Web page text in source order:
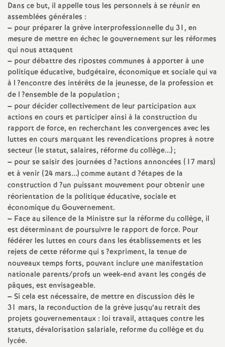
Dans ce but, il appelle tous les personnels à se réunir en
assemblées générales :
– pour préparer la grève interprofessionnelle du 31, en
mesure de mettre en échec le gouvernement sur les réformes
qui nous attaquent
– pour débattre des ripostes communes à apporter à une
politique éducative, budgétaire, économique et sociale qui va
à l?encontre des intérêts de la jeunesse, de la profession et
de l?ensemble de la population;
– pour décider collectivement de leur participation aux
actions en cours et participer ainsi à la construction du
rapport de force, en recherchant les convergences avec les
luttes en cours marquant les revendications propres à notre
secteur (le statut, salaires, réforme du collège...);
– pour se saisir des journées d?actions annoncées (17 mars)
et à venir (24 mars...) comme autant d?étapes de la
construction d?un puissant mouvement pour obtenir une
réorientation de la politique éducative, sociale et
économique du Gouvernement.
– Face au silence de la Ministre sur la réforme du collège, il
est déterminant de poursuivre le rapport de force. Pour
fédérer les luttes en cours dans les établissements et les
rejets de cette réforme qui s?expriment, la tenue de
nouveaux temps forts, pouvant inclure une manifestation
nationale parents/profs un week-end avant les congés de
pâques, est envisageable.
–Si cela est nécessaire, de mettre en discussion dès le
31 mars, la reconduction de la grève jusqu’au retrait des
projets gouvernementaux : loi travail, attaques contre les
statuts, dévalorisation salariale, reforme du collège et du
lycée.